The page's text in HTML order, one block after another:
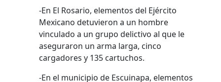
-En El Rosario, elementos del Ejército
Mexicano detuvieron a un hombre
vinculado a un grupo delictivo al que le
aseguraron un arma larga, cinco
cargadores y 135 cartuchos.
-En el municipio de Escuinapa, elementos